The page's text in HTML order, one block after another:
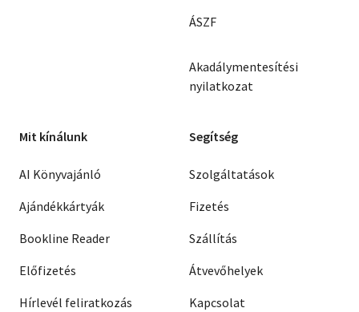
ÁSZF
Akadálymentesítési
nyilatkozat
Mit kínálunk
AI Könyvajánló
Ajándékkártyák
Bookline Reader
Előfizetés
Hírlevél feliratkozás
Segítség
Szolgáltatások
Fizetés
Szállítás
Átvevőhelyek
Kapcsolat